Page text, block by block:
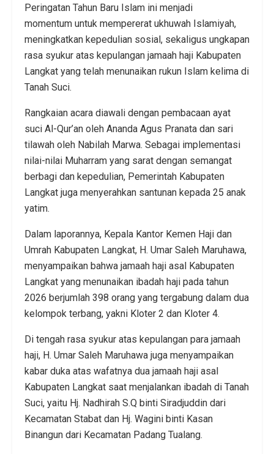
Peringatan Tahun Baru Islam ini menjadi
momentum untuk mempererat ukhuwah Islamiyah,
meningkatkan kepedulian sosial, sekaligus ungkapan
rasa syukur atas kepulangan jamaah haji Kabupaten
Langkat yang telah menunaikan rukun Islam kelima di
Tanah Suci.
Rangkaian acara diawali dengan pembacaan ayat
suci Al-Qur’an oleh Ananda Agus Pranata dan sari
tilawah oleh Nabilah Marwa. Sebagai implementasi
nilai-nilai Muharram yang sarat dengan semangat
berbagi dan kepedulian, Pemerintah Kabupaten
Langkat juga menyerahkan santunan kepada 25 anak
yatim.
Dalam laporannya, Kepala Kantor Kemen Haji dan
Umrah Kabupaten Langkat, H. Umar Saleh Maruhawa,
menyampaikan bahwa jamaah haji asal Kabupaten
Langkat yang menunaikan ibadah haji pada tahun
2026 berjumlah 398 orang yang tergabung dalam dua
kelompok terbang, yakni Kloter 2 dan Kloter 4.
Di tengah rasa syukur atas kepulangan para jamaah
haji, H. Umar Saleh Maruhawa juga menyampaikan
kabar duka atas wafatnya dua jamaah haji asal
Kabupaten Langkat saat menjalankan ibadah di Tanah
Suci, yaitu Hj. Nadhirah S.Q binti Siradjuddin dari
Kecamatan Stabat dan Hj. Wagini binti Kasan
Binangun dari Kecamatan Padang Tualang.